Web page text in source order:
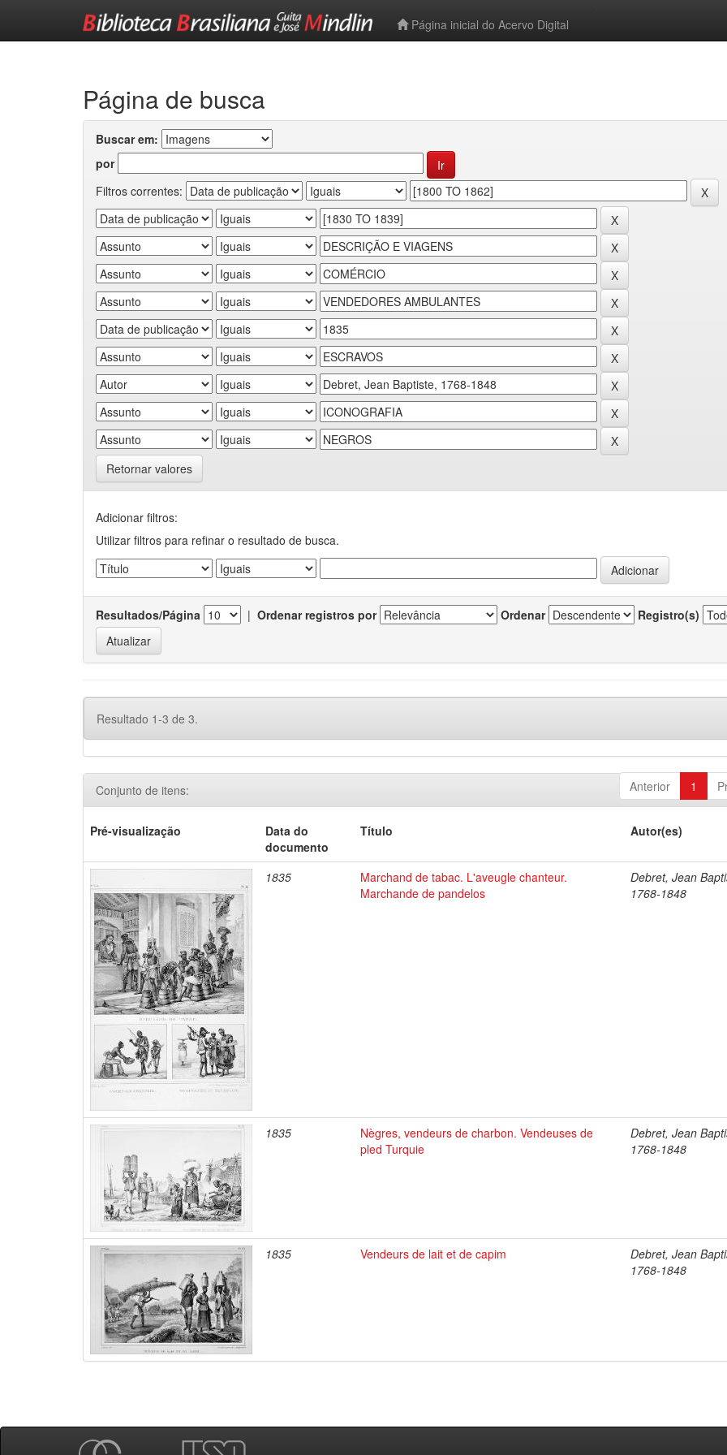
Página inicial do Acervo Digital
Página de busca
Buscar em:
por
Filtros correntes:
Retornar valores
Adicionar filtros:
Utilizar filtros para refinar o resultado de busca.
Resultados/Página | Ordenar registros por Ordenar Registro(s)
Resultado 1-3 de 3.
Anterior 1
Conjunto de itens:
Pré-visualização
Data do
documento
Título Autor(es)
1835
Marchand de tabac. L'aveugle chanteur.
Marchande de pandelos
Debret, Jean
1768-1848
1835
Nègres, vendeurs de charbon. Vendeuses de
pled Turquie
Debret, Jean
1768-1848
1835 Vendeurs de lait et de capim
Debret, Jean
1768-1848